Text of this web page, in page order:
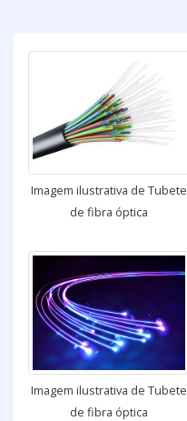
Imagem ilustrativa de Tubete
de fibra óptica
Imagem ilustrativa de Tubete
de fibra óptica